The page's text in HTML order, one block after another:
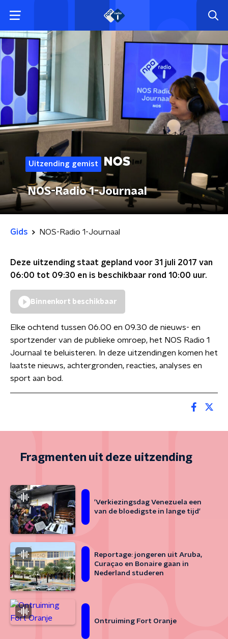
Uitzending gemist
NOS-Radio 1-Journaal
Gids NOS-Radio 1-Journaal
Deze uitzending staat gepland voor 31 juli 2017 van
06:00 tot 09:30 en is beschikbaar rond 10:00 uur.
Binnenkort beschikbaar
Elke ochtend tussen 06.00 en 09.30 de nieuws- en
sportzender van de publieke omroep, het NOS Radio 1
Journaal te beluisteren. In deze uitzendingen komen het
laatste nieuws, achtergronden, reacties, analyses en
sport aan bod.
Fragmenten uit deze uitzending
'Verkiezingsdag Venezuela een
van de bloedigste in lange tijd'
Reportage: jongeren uit Aruba,
Curaçao en Bonaire gaan in
Nederland studeren
Ontruiming Fort Oranje